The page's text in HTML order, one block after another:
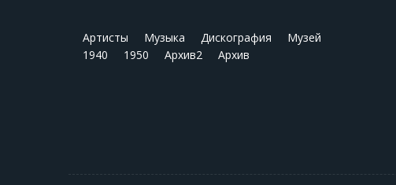
Артисты Музыка Дискография
Музей
1940
1950 Архив2 Архив